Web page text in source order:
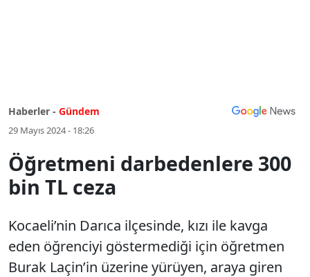
Haberler - Gündem
29 Mayıs 2024 - 18:26
Öğretmeni darbedenlere 300
bin TL ceza
Kocaeli’nin Darıca ilçesinde, kızı ile kavga
eden öğrenciyi göstermediği için öğretmen
Burak Laçin’in üzerine yürüyen, araya giren